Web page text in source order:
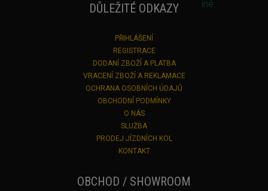
DŮLEŽITÉ ODKAZY
PŘIHLÁŠENÍ
REGISTRACE
DODANÍ ZBOŽÍ A PLATBA
VRACENÍ ZBOŽÍ A REKLAMACE
OCHRANA OSOBNÍCH ÚDAJŮ
OBCHODNÍ PODMÍNKY
O NÁS
SLUŽBA
PRODEJ JÍZDNÍCH KOL
KONTAKT
OBCHOD / SHOWROOM